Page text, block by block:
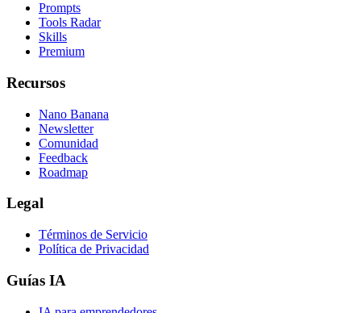
Prompts
Tools Radar
Skills
Premium
Recursos
Nano Banana
Newsletter
Comunidad
Feedback
Roadmap
Legal
Términos de Servicio
Política de Privacidad
Guías IA